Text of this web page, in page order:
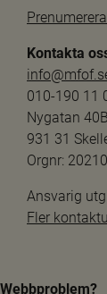
Kontakta
010-190 11
Nygatan 40B
931 31
Orgnr:
Ansvarig
Fler
Webbproblem?